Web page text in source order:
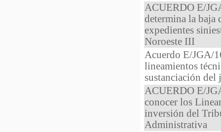
ACUERDO E/
determina la baja
expedientes
Noroeste III
Acuerdo E/JGA/
lineamientos
sustanciación del
ACUERDO E/
conocer los
inversión del
Administrativa